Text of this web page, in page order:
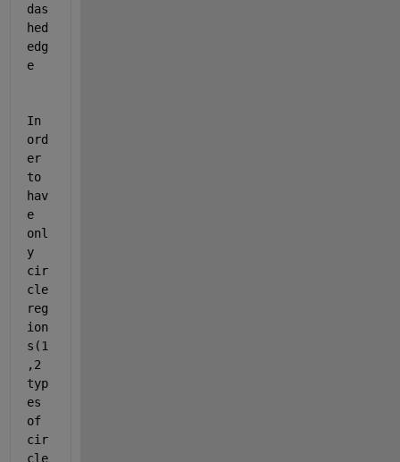
das
hed
edg
e
In
ord
er
to
hav
e
onl
y
cir
cle
reg
ion
s(1
,2
typ
es
of
cir
cle